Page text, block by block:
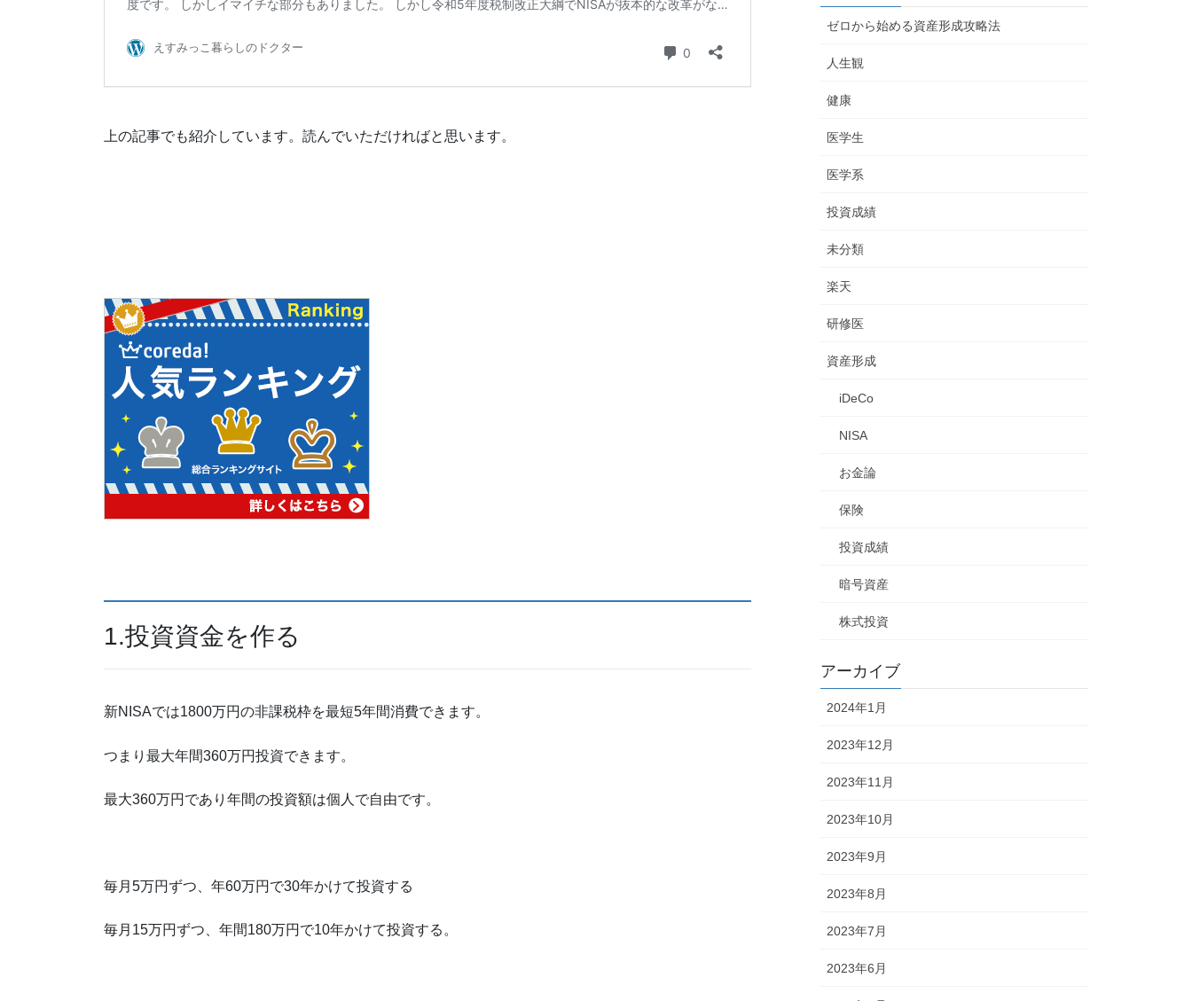
上の記事でも紹介しています。読んでいただければと思います。
1.投資資金を作る
新NISAでは1800万円の非課税枠を最短5年間消費できます。
つまり最大年間360万円投資できます。
最大360万円であり年間の投資額は個人で自由です。
毎月5万円ずつ、年60万円で30年かけて投資する
毎月15万円ずつ、年間180万円で10年かけて投資する。
ゼロから始める資産形成攻略法
人生観
健康
医学生
医学系
投資成績
未分類
楽天
研修医
資産形成
iDeCo
NISA
お金論
保険
投資成績
暗号資産
株式投資
アーカイブ
2024年1月
2023年12月
2023年11月
2023年10月
2023年9月
2023年8月
2023年7月
2023年6月